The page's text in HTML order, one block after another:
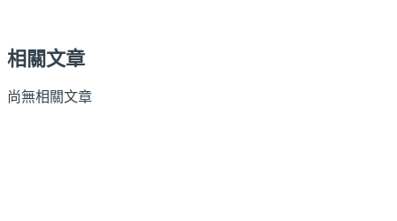
相關文章
尚無相關文章